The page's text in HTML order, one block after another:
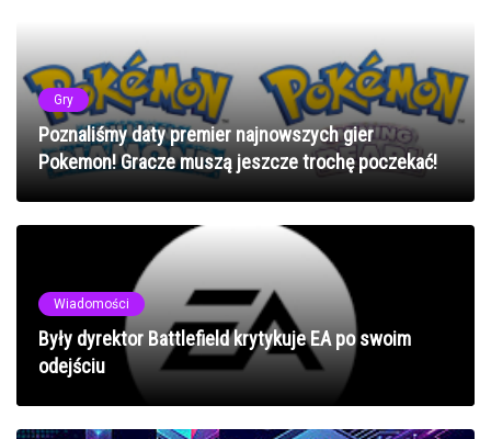
Gry
Poznaliśmy daty premier najnowszych gier
Pokemon! Gracze muszą jeszcze trochę poczekać!
Wiadomości
Były dyrektor Battlefield krytykuje EA po swoim
odejściu